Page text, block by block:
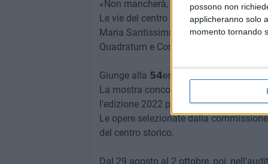
possono non
applicheranno solo
momento tornando
«Non mancherà, naturalmente la
Le vie del centro storico coratino si
Maria Santissima in cielo con il
Quadratum e Comune di Corato.
Giunge alla 𝟱𝟰esima edizione il
La mostra concorso rivolta ai giovani
l'edizione 2022 prevede sette premi
Le opere selezionate dalla
del centro storico.
Dal 29 agosto al 2 ottobre, poi,